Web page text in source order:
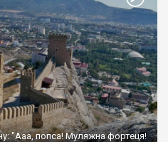
"Ааа, попса! Муляжна фортеця!